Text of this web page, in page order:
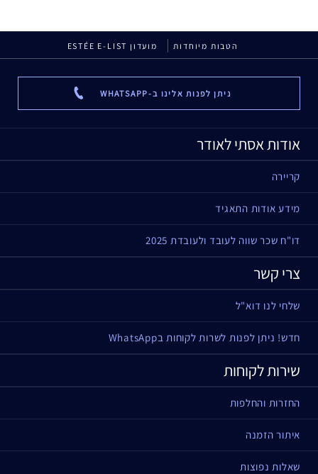
הטבות מיוחדות מועדון ESTÉE E-LIST
ניתן לפנות אלינו ב-WHATSAPP
אודות אסתי לאודר
קריירה
מידע אודות התאגיד
דו"ח שכר שווה לעובד ולעובדת 2025
צרי קשר
שלחי לנו דוא"ל
חדש! ניתן לפנות לשרות לקוחות בWhatsApp
שירות לקוחות
החזרות והחלפות
איתור הזמנה
שאלות נפוצות